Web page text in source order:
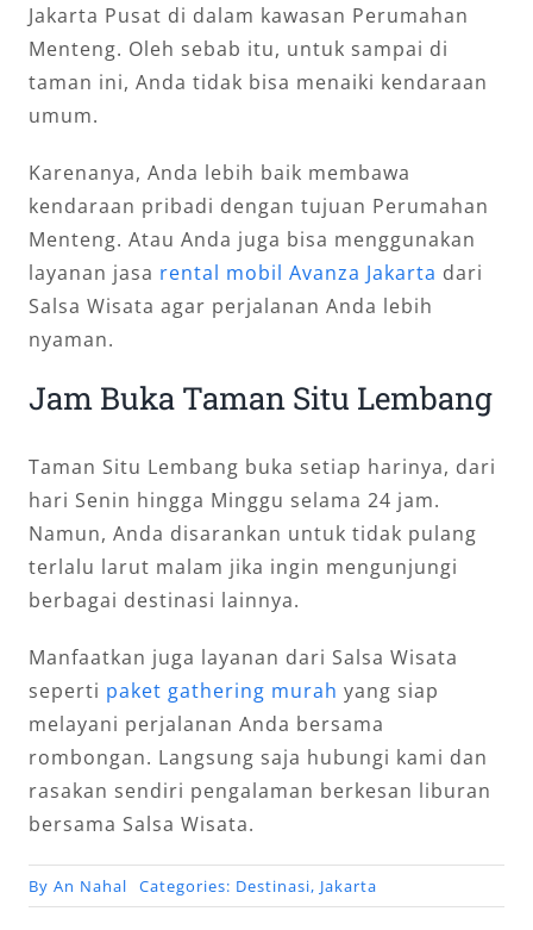
Jakarta Pusat di dalam kawasan Perumahan
Menteng. Oleh sebab itu, untuk sampai di
taman ini, Anda tidak bisa menaiki kendaraan
umum.
Karenanya, Anda lebih baik membawa
kendaraan pribadi dengan tujuan Perumahan
Menteng. Atau Anda juga bisa menggunakan
layanan jasa rental mobil Avanza Jakarta dari
Salsa Wisata agar perjalanan Anda lebih
nyaman.
Jam Buka Taman Situ Lembang
Taman Situ Lembang buka setiap harinya, dari
hari Senin hingga Minggu selama 24 jam.
Namun, Anda disarankan untuk tidak pulang
terlalu larut malam jika ingin mengunjungi
berbagai destinasi lainnya.
Manfaatkan juga layanan dari Salsa Wisata
seperti paket gathering murah yang siap
melayani perjalanan Anda bersama
rombongan. Langsung saja hubungi kami dan
rasakan sendiri pengalaman berkesan liburan
bersama Salsa Wisata.
By An Nahal Categories: Destinasi, Jakarta